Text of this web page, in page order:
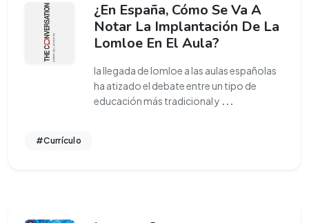
¿En España, Cómo Se Va A
Notar La Implantación De La
Lomloe En El Aula?
la llegada de lomloe a las aulas españolas
ha atizado el debate entre un tipo de
educación más tradicional y ...
#Currículo